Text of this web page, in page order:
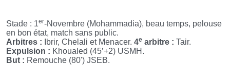
Stade : 1er-Novembre (Mohammadia), beau temps, pelouse
en bon état, match sans public.
Arbitres :
Ibrir, Chelali et Menacer. 4e arbitre : Tair.
Expulsion : Khoualed (45’+2) USMH.
But : Remouche (80') JSEB.